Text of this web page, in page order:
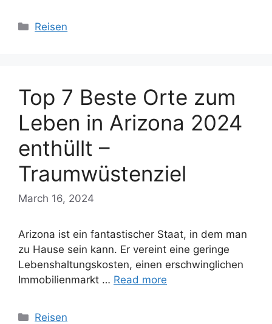
Categories
Reisen
Top 7 Beste Orte zum
Leben in Arizona 2024
enthüllt –
Traumwüstenziel
March 16, 2024
Arizona ist ein fantastischer Staat, in dem man
zu Hause sein kann. Er vereint eine geringe
Lebenshaltungskosten, einen erschwinglichen
Immobilienmarkt … Read more
Categories
Reisen